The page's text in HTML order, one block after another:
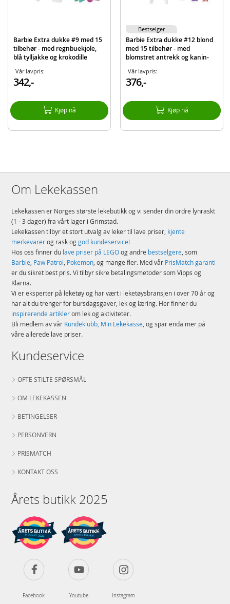
194735275496
Merke
Barbie Extra dukke #9 med 15
tilbehør - med regnbuekjole,
blå tylljakke og krokodille
Vår lavpris:
342,-
Kjøp nå
Barbie Extra dukke #12 blond
med 15 tilbehør - med
blomstret antrekk og kanin-
Vår lavpris:
376,-
Kjøp nå
Bestselger
Om Lekekassen
Lekekassen er Norges største lekebutikk og vi sender din ordre lynraskt
(1 - 3 dager) fra vårt lager i Grimstad.
Lekekassen tilbyr et stort utvalg av leker til lave priser, kjente
merkevarerog rask oggod kundeservice!
Hos oss finner du lave priser på LEGOog andre bestselgere, som
Barbie, Paw Patrol, Pokemon, og mange fler. Med vår PrisMatch garanti
er du sikret best pris. Vi tilbyr sikre betalingsmetoder som Vipps og
Klarna.
Vi er eksperter på leketøy og har vært i leketøysbransjen i over 70 år og
har alt du trenger for bursdagsgaver, lek og læring. Her finner du
inspirerende artiklerom lek og aktiviteter.
Bli medlem av vår Kundeklubb, Min Lekekasse, og spar enda mer på
våre allerede lave priser.
Kundeservice
OFTE STILTE SPØRSMÅL
OM LEKEKASSEN
BETINGELSER
PERSONVERN
PRISMATCH
KONTAKT OSS
Årets butikk 2025
Facebook Youtube Instagram